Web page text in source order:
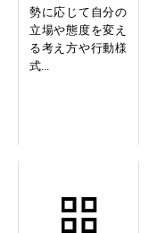
勢に応じて自分の
立場や態度を変え
る考え方や行動様
式...